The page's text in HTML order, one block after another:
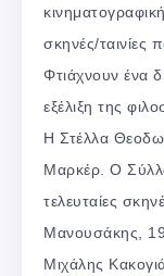
σκηνές/
Φτιάχνουν ένα
εξέλιξη της
Η Στέλλα
Μαρκέρ. Ο
τελευταίες
Μανουσάκης,
Μιχάλης